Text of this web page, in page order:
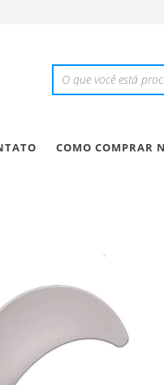
COMO COMPRAR